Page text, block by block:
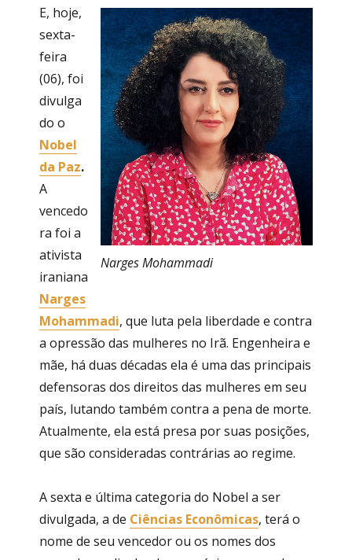
Narges Mohammadi
E, hoje,
sexta-
feira
(06), foi
divulga
do o
Nobel
da Paz.
A
vencedo
ra foi a
ativista
iraniana
Narges
Mohammadi, que luta pela liberdade e contra
a opressão das mulheres no Irã. Engenheira e
mãe, há duas décadas ela é uma das principais
defensoras dos direitos das mulheres em seu
país, lutando também contra a pena de morte.
Atualmente, ela está presa por suas posições,
que são consideradas contrárias ao regime.
A sexta e última categoria do Nobel a ser
divulgada, a de Ciências Econômicas, terá o
nome de seu vencedor ou os nomes dos